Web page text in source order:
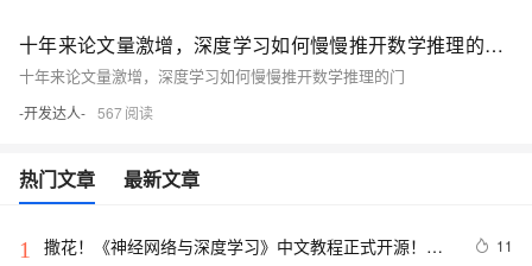
十年来论文量激增，深度学习如何慢慢推开数学推理的门（1）
十年来论文量激增，深度学习如何慢慢推开数学推理的门
-开发达人- 567
热门文章 最新文章
1
撒花！《神经网络与深度学习》中文教程正式开源！全
11